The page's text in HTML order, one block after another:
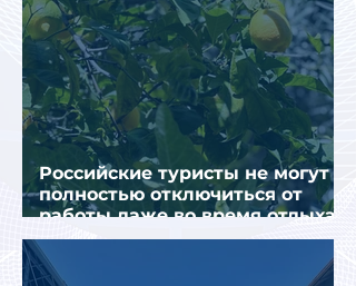
Российские туристы не могут
полностью отключиться от
работы даже во время отдыха
в Турции